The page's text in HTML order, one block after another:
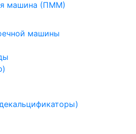
машина (ПММ)
машины